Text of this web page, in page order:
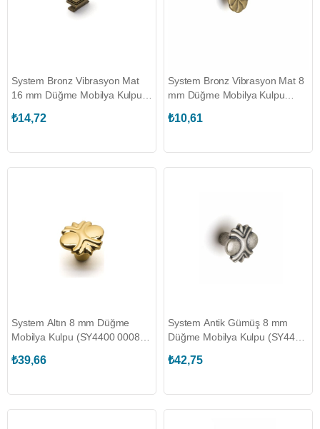
System Bronz Vibrasyon Mat
16 mm Düğme Mobilya Kulpu
₺14,72
System Bronz Vibrasyon Mat 8
mm Düğme Mobilya Kulpu
₺10,61
System Altın 8 mm Düğme
Mobilya Kulpu (SY4400 0008
₺39,66
System Antik Gümüş 8 mm
Düğme Mobilya Kulpu (SY4400
₺42,75